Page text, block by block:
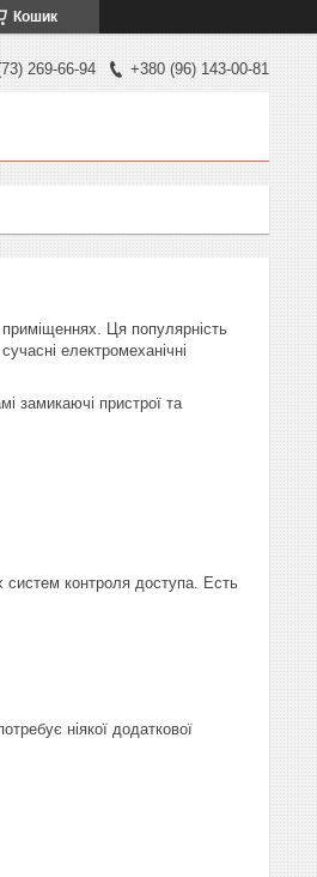
Кошик
269-66-94 +380 (96) 143-00-81
Ця популярність
електромеханічні
замикаючі пристрої та
контроля доступа. Есть
ніякої додаткової